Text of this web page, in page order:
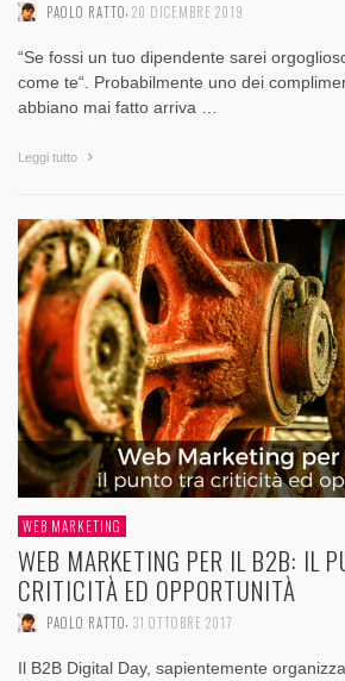
PAOLO RATTO 20 DICEMBRE 2019
“Se fossi un tuo dipendente sarei
come te“. Probabilmente uno dei
abbiano mai fatto arriva …
Leggi tutto
WEB MARKETING
WEB MARKETING PER IL B2B: IL
CRITICITÀ ED OPPORTUNITÀ
PAOLO RATTO 31 OTTOBRE 2017
Il B2B Digital Day, sapientemente